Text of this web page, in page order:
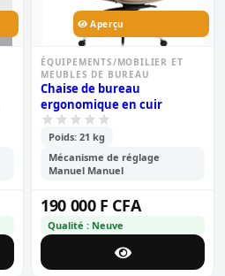
Aperçu
ÉQUIPEMENTS/MOBILIER ET
MEUBLES DE BUREAU
Chaise de bureau
ergonomique en cuir
Poids: 21 kg
Mécanisme de réglage
Manuel Manuel
190 000 F CFA
Qualité : Neuve